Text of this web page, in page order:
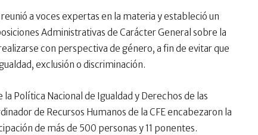
a voces expertas en la materia y estableció un
Administrativas de Carácter General sobre la
con perspectiva de género, a fin de evitar que
exclusión o discriminación.
Política Nacional de Igualdad y Derechos de las
de Recursos Humanos de la CFE encabezaron la
de más de 500 personas y 11 ponentes.